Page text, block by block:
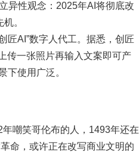
异性观念：2025年AI将彻底改
。
匠AI”数字人代工。据悉，创匠
传一张照片再输入文案即可产
下使用广泛。
嘲笑哥伦布的人，1493年还在
命，或许正在改写商业文明的